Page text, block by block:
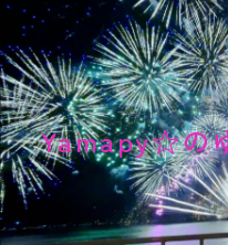
Yamapy☆の